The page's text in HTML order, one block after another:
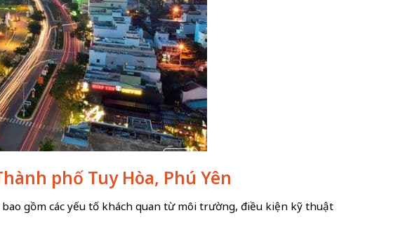
phố Tuy Hòa, Phú Yên
gồm các yếu tố khách quan từ môi trường, điều kiện kỹ thuật